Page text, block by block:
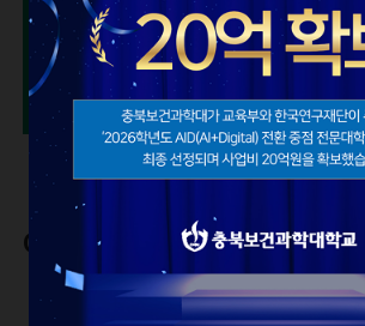
학과소개
교육과정
교수소개
구인구직
이달의 학사일정
navigate_before